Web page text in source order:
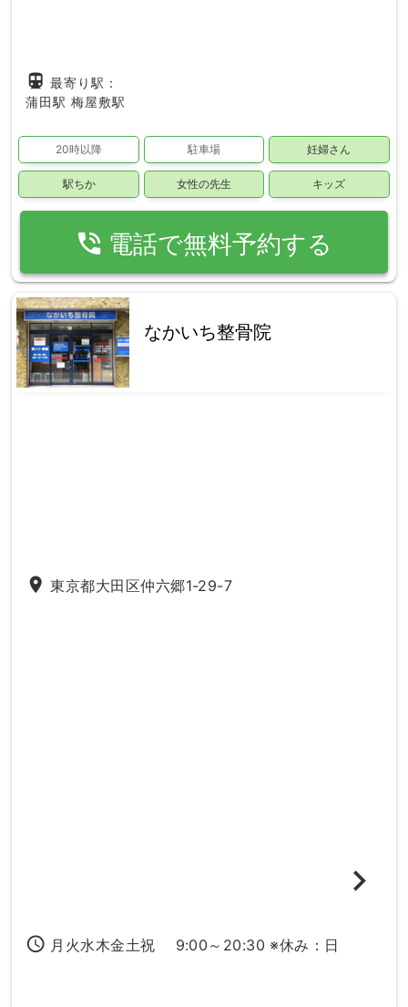
directions_subway 最寄り駅：
蒲田駅 梅屋敷駅
20時以降 駐車場 妊婦さん
駅ちか 女性の先生 キッズ
phone_in_talk 電話で無料予約する
なかいち整骨院
place 東京都大田区仲六郷1-29-7
access_time 月火水木金土祝 9:00～20:30 ※休み：日